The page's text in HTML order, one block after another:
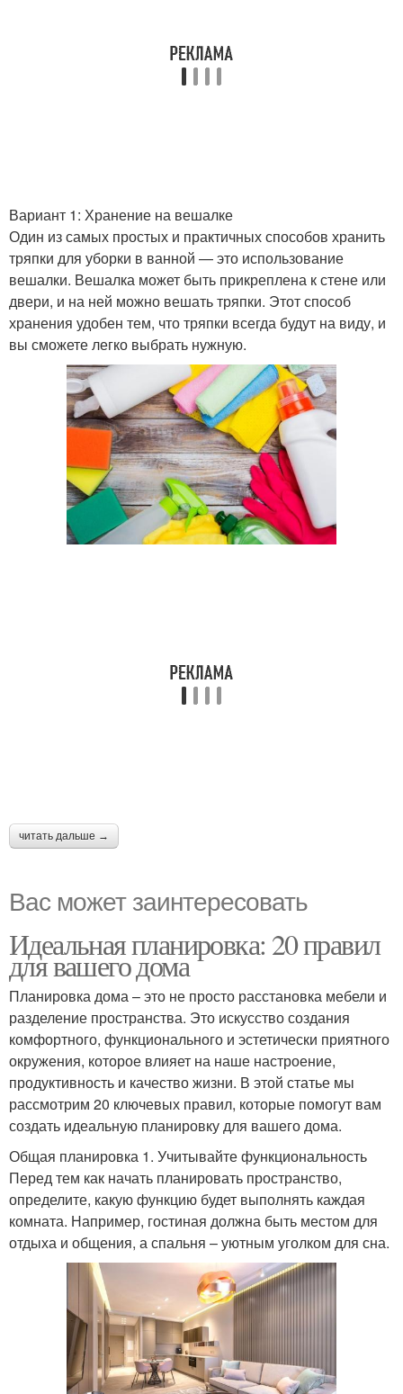
Вариант 1: Хранение на вешалке
Один из самых простых и практичных способов хранить
тряпки для уборки в ванной — это использование
вешалки. Вешалка может быть прикреплена к стене или
двери, и на ней можно вешать тряпки. Этот способ
хранения удобен тем, что тряпки всегда будут на виду, и
вы сможете легко выбрать нужную.
читать дальше →
Вас может заинтересовать
Идеальная планировка: 20 правил
для вашего дома
Планировка дома – это не просто расстановка мебели и
разделение пространства. Это искусство создания
комфортного, функционального и эстетически приятного
окружения, которое влияет на наше настроение,
продуктивность и качество жизни. В этой статье мы
рассмотрим 20 ключевых правил, которые помогут вам
создать идеальную планировку для вашего дома.
Общая планировка 1. Учитывайте функциональность
Перед тем как начать планировать пространство,
определите, какую функцию будет выполнять каждая
комната. Например, гостиная должна быть местом для
отдыха и общения, а спальня – уютным уголком для сна.